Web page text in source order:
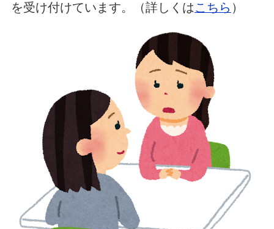
を受け付けています。（詳しくはこちら ）